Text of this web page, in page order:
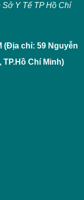
Y Tế TP Hồ Chí
(Địa chỉ: 59 Nguyễn
Chí Minh)